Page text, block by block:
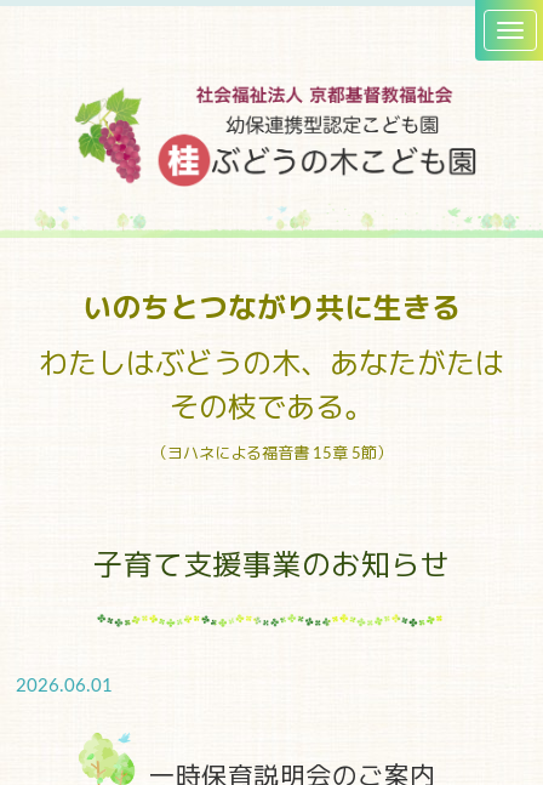
いのちとつながり共に生きる
わたしはぶどうの木、あなたがたは
その枝である。
（ヨハネによる福音書 15章 5節）
子育て支援事業のお知らせ
2026.06.01
一時保育説明会のご案内